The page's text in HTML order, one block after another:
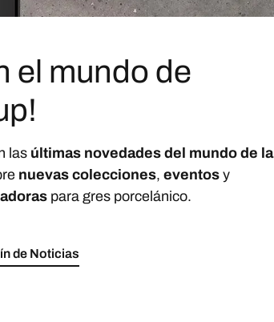
el mundo de
las últimas novedades del mundo de la
nuevas colecciones, eventosy
para gres porcelánico.
de Noticias